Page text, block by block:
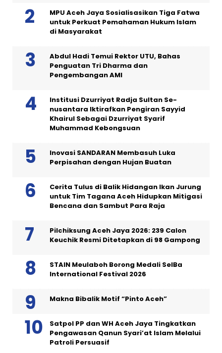
MPU Aceh Jaya Sosialisasikan Tiga Fatwa
untuk Perkuat Pemahaman Hukum Islam
di Masyarakat
Abdul Hadi Temui Rektor UTU, Bahas
Penguatan Tri Dharma dan
Pengembangan AMI
Institusi Dzurriyat Radja Sultan Se-
nusantara Iktirafkan Pengiran Sayyid
Khairul Sebagai Dzurriyat Syarif
Muhammad Kebongsuan
Inovasi SANDARAN Membasuh Luka
Perpisahan dengan Hujan Buatan
Cerita Tulus di Balik Hidangan Ikan Jurung
untuk Tim Tagana Aceh Hidupkan Mitigasi
Bencana dan Sambut Para Raja
Pilchiksung Aceh Jaya 2026: 239 Calon
Keuchik Resmi Ditetapkan di 98 Gampong
STAIN Meulaboh Borong Medali SeIBa
International Festival 2026
Makna Bibalik Motif “Pinto Aceh”
Satpol PP dan WH Aceh Jaya Tingkatkan
Pengawasan Qanun Syari’at Islam Melalui
Patroli Persuasif